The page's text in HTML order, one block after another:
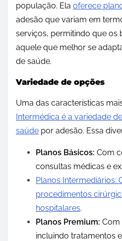
população. Ela oferece
adesão que variam em
serviços, permitindo que os
aquele que melhor se
de saúde.
Variedade de opções
Uma das características
Intermédica é a variedade
saúde por adesão. Essa
Planos Básicos: Com
consultas médicas e
Planos Intermediários:
procedimentos
hospitalares.
Planos Premium: Com
incluindo tratamentos